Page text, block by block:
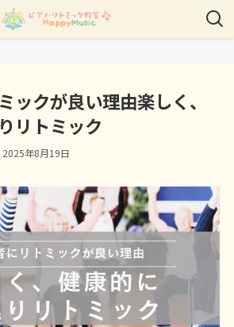
ックが良い理由楽しく、
リトミック
2025年8月19日